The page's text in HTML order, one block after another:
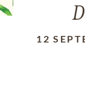
12